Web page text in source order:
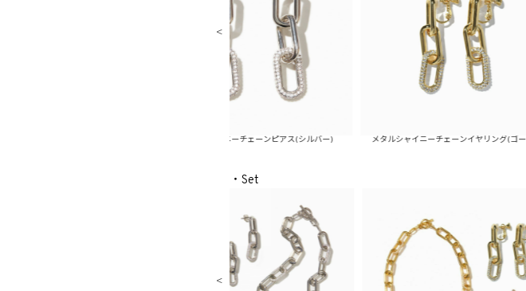
メタルシャイニーチェーンピアス(シルバー) メタルシャイニーチェーンイヤリング(ゴールド)
・Set